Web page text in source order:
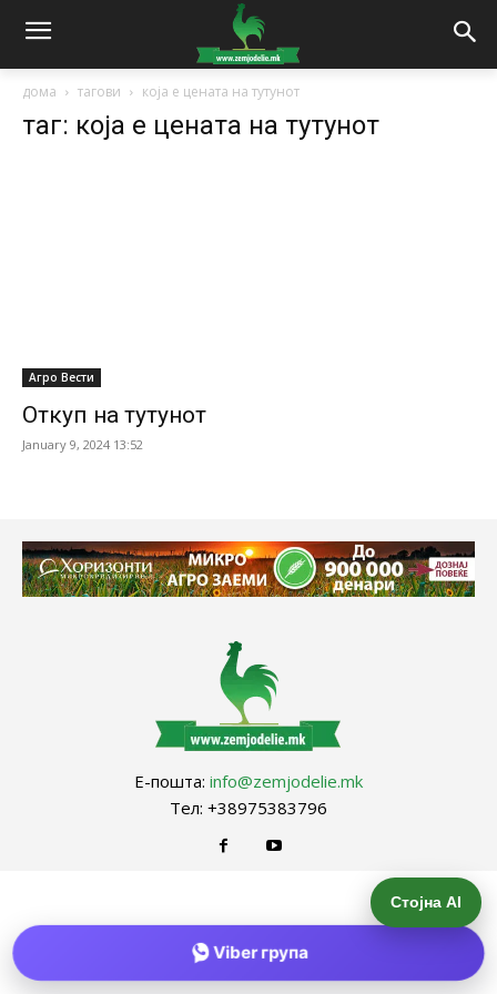
дома тагови која е цената на тутунот
таг: која е цената на тутунот
Агро Вести
Откуп на тутунот
January 9, 2024 13:52
Е-пошта: info@zemjodelie.mk
Тел: +38975383796
Стојна AI
Viber група